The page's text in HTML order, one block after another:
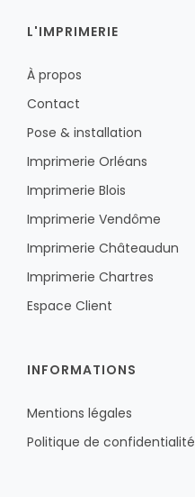
L'IMPRIMERIE
À propos
Contact
Pose & installation
Imprimerie Orléans
Imprimerie Blois
Imprimerie Vendôme
Imprimerie Châteaudun
Imprimerie Chartres
Espace Client
INFORMATIONS
Mentions légales
Politique de confidentialité